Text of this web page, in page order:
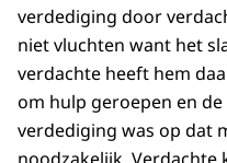
verdediging door
niet vluchten want het
verdachte heeft hem
om hulp geroepen en
verdediging was op dat